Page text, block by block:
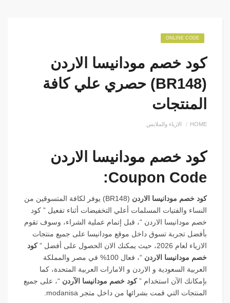
ONLINE CODE
كود خصم مودانيسا الاردن
(BR148) حصري علي كافة
المنتجات
HOME الازياء والملابس
كود خصم مودانيسا الاردن
Coupon Code:
كود خصم مودانيسا الاردن
(BR148) يوفر لكافة المتسوقين من
النساء والفتيات المسلمات أعلي التخفيضات أثناء تفعيل ” كود
خصم مودانيسا الاردن “، قبل إتمام عملية الشراء، وسوف تقوم
بأفضل تجربة تسوق داخل موقع مودانيسا على جميع منتجات
الازياء لعام 2026، حيث يمكنك الان الحصول على أفضل ”
كود
خصم مودانيسا الاردن
“، فعال 100% في مصر والمملكة
العربية السعودية و الاردن و الامارات العربية المتحدة، كما
بإمكانك الآن استخدام ”كود خصم مودانيسا الآردن“، على جميع
المنتجات التي قمت بشرائها من داخل متجر modanisa.